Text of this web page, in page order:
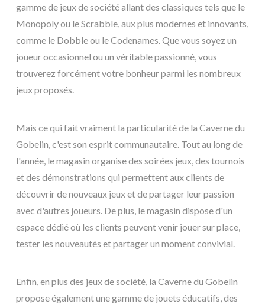
gamme de jeux de société allant des classiques tels que le
Monopoly ou le Scrabble, aux plus modernes et innovants,
comme le Dobble ou le Codenames. Que vous soyez un
joueur occasionnel ou un véritable passionné, vous
trouverez forcément votre bonheur parmi les nombreux
jeux proposés.
Mais ce qui fait vraiment la particularité de la Caverne du
Gobelin, c'est son esprit communautaire. Tout au long de
l'année, le magasin organise des soirées jeux, des tournois
et des démonstrations qui permettent aux clients de
découvrir de nouveaux jeux et de partager leur passion
avec d'autres joueurs. De plus, le magasin dispose d'un
espace dédié où les clients peuvent venir jouer sur place,
tester les nouveautés et partager un moment convivial.
Enfin, en plus des jeux de société, la Caverne du Gobelin
propose également une gamme de jouets éducatifs, des